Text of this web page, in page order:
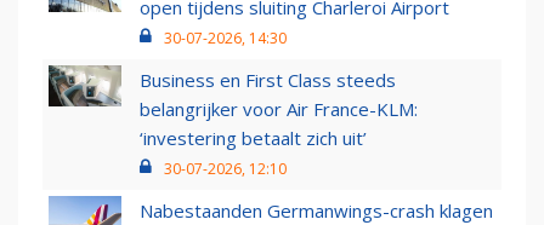
open tijdens sluiting Charleroi Airport
30-07-2026, 14:30
Business en First Class steeds
belangrijker voor Air France-KLM:
‘investering betaalt zich uit’
30-07-2026, 12:10
Nabestaanden Germanwings-crash klagen